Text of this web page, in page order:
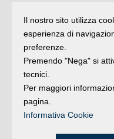
circa un mese e
dobbiamo assicurare
perso in termini di
normale ed adatta alla
massimo per
nostro territorio, per
Vincere questa sfida è
oggi, per rimpiangerla
Il nostro sito utilizza
esperienza di
preferenze.
Premendo "Nega" si
tecnici.
Per maggiori
pagina.
Informativa Cookie